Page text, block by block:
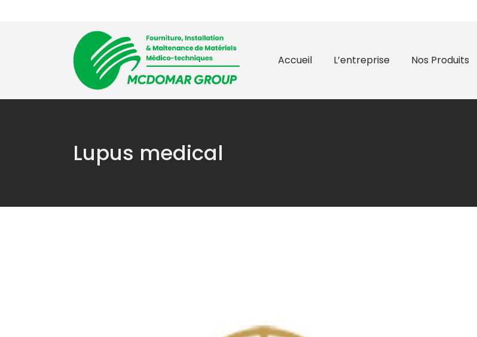
Accueil L’entreprise Nos Produits
Lupus medical